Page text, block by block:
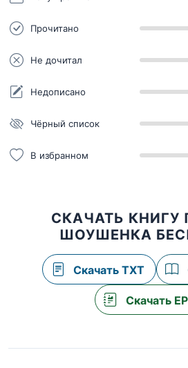
Прочитано
Не дочитал
Недописано
Чёрный список
В избранном
СКАЧАТЬ КНИГУ
ШОУШЕНКА
Скачать TXT
Скачать